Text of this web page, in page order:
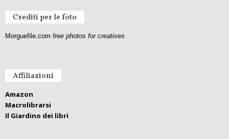
Crediti per le foto
Morguefile.com free photos for creatives
Affiliazioni
Amazon
Macrolibrarsi
Il Giardino dei libri